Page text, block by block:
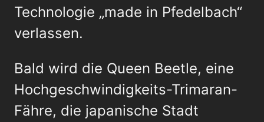
Technologie „made in Pfedelbach“
verlassen.
Bald wird die Queen Beetle, eine
Hochgeschwindigkeits-Trimaran-
Fähre, die japanische Stadt